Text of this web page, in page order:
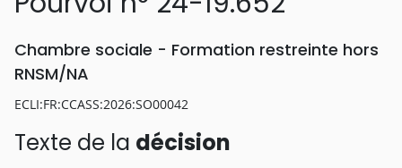
Chambre sociale - Formation restreinte hors
RNSM/NA
ECLI:FR:CCASS:2026:SO00042
Texte de la décision